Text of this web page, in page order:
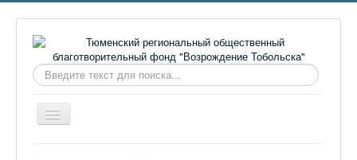
Искать...
Включить/
выключить